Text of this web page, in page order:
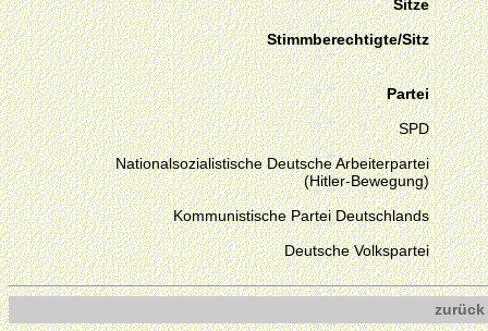
Sitze
Stimmberechtigte/Sitz
Partei
SPD
Nationalsozialistische Deutsche Arbeiterpartei
(Hitler-Bewegung)
Kommunistische Partei Deutschlands
Deutsche Volkspartei
zurück